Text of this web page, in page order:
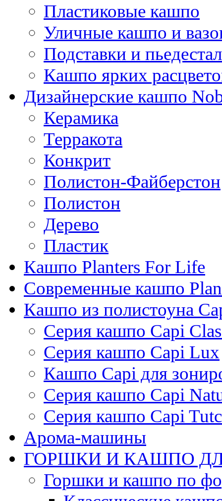
Пластиковые кашпо
Уличные кашпо и
Подставки и
Кашпо ярких
Дизайнерские кашпо
Керамика
Терракота
Конкрит
Полистон-Файберстон
Полистон
Дерево
Пластик
Кашпо Planters For Life
Современные кашпо
Кашпо из полистоуна
Серия кашпо Capi
Серия кашпо Capi Lux
Кашпо Capi для
Серия кашпо Capi
Серия кашпо Capi
Арома-машины
ГОРШКИ И КАШПО
Горшки и кашпо по